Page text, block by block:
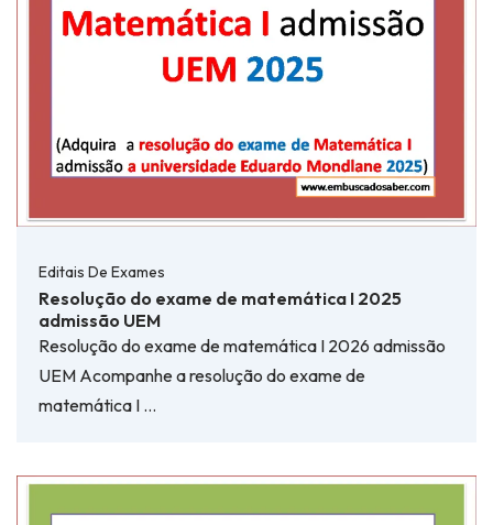
Editais De Exames
Resolução do exame de matemática I 2025
admissão UEM
Resolução do exame de matemática I 2026 admissão
UEM Acompanhe a resolução do exame de
matemática I …